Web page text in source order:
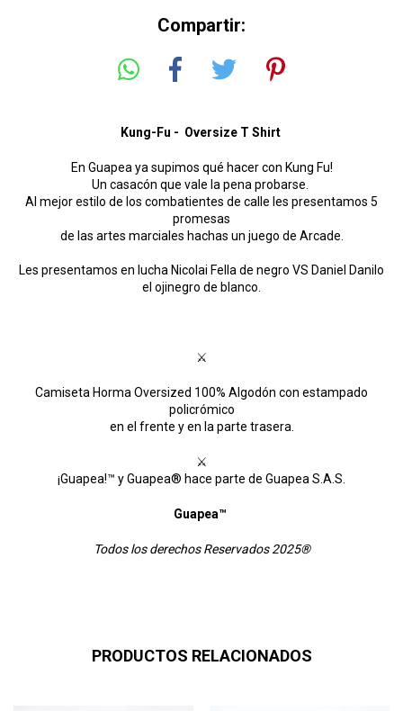
Compartir:
Kung-Fu - Oversize T Shirt
En Guapea ya supimos qué hacer con Kung Fu!
Un casacón que vale la pena probarse.
Al mejor estilo de los combatientes de calle les presentamos 5
promesas
de las artes marciales hachas un juego de Arcade.
Les presentamos en lucha Nicolai Fella de negro VS Daniel Danilo
el ojinegro de blanco.
⚔
Camiseta Horma Oversized 100% Algodón con estampado
policrómico
en el frente y en la parte trasera.
⚔
¡Guapea!™ y Guapea® hace parte de Guapea S.A.S.
Guapea™
Todos los derechos Reservados 2025®
PRODUCTOS RELACIONADOS